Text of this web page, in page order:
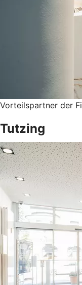
Vorteilspartner der
Tutzing